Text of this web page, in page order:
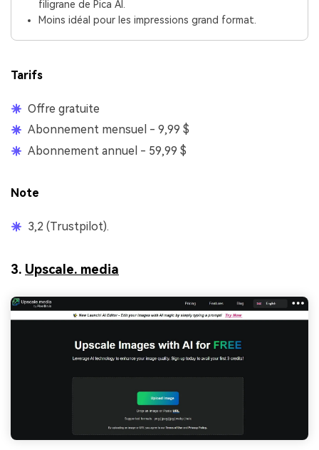
filigrane de Pica AI.
Moins idéal pour les impressions grand format.
Tarifs
Offre gratuite
Abonnement mensuel - 9,99 $
Abonnement annuel - 59,99 $
Note
3,2 (Trustpilot).
3. Upscale. media